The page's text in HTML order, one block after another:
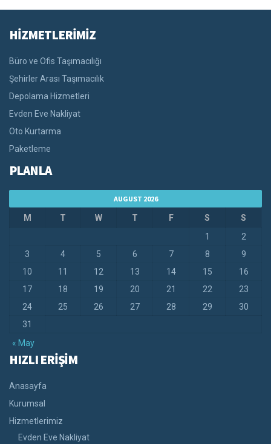
HİZMETLERİMİZ
Büro ve Ofis Taşımacılığı
Şehirler Arası Taşımacılık
Depolama Hizmetleri
Evden Eve Nakliyat
Oto Kurtarma
Paketleme
PLANLA
AUGUST 2026
M T W T F S S
« May
1
2
3
4 5 6 7 8
9
10
11 12 13 14 15
16
17
18 19 20 21 22
23
24
25 26 27 28 29
30
31
HIZLI ERİŞİM
Anasayfa
Kurumsal
Hizmetlerimiz
Evden Eve Nakliyat